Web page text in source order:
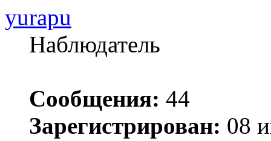
yurapu
Наблюдатель
Сообщения: 44
Зарегистрирован: 08